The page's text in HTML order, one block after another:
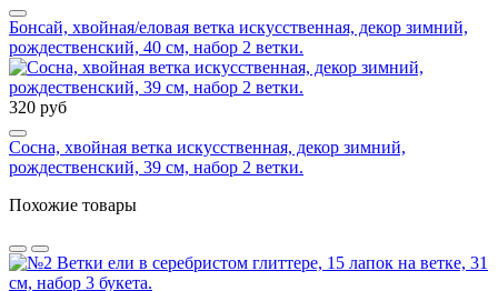
Бонсай, хвойная/еловая ветка искусственная, декор зимний,
рождественский, 40 см, набор 2 ветки.
320 руб
Сосна, хвойная ветка искусственная, декор зимний,
рождественский, 39 см, набор 2 ветки.
Похожие товары